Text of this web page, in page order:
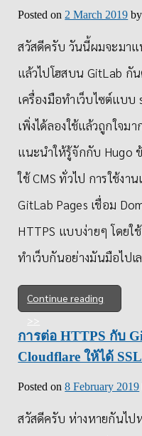
Posted on 2 March 2019
สวัสดี​ครับ วันนี้ผมจะมาแ
แล้วไปโฮสบน GitLab​ กั
เครื่องมือ​ทำเว็บไซต์แบ
เพิ่งได้ลองใช้แล้วถูกใจม
แนะนำให้รู้จักกับ Hugo
ใช้ CMS ทั่วไป การใช้งา
GitLab Pages เชื่อม
HTTPS แบบง่ายๆ โดยใ
ทำเว็บกันอย่างมันมือไปเ
Continue reading
การต่อ HTTPS กับ
Cloudflare​ ให้ได้
Posted on8 February 2019
สวัสดีครับ ห่างหายกันไป